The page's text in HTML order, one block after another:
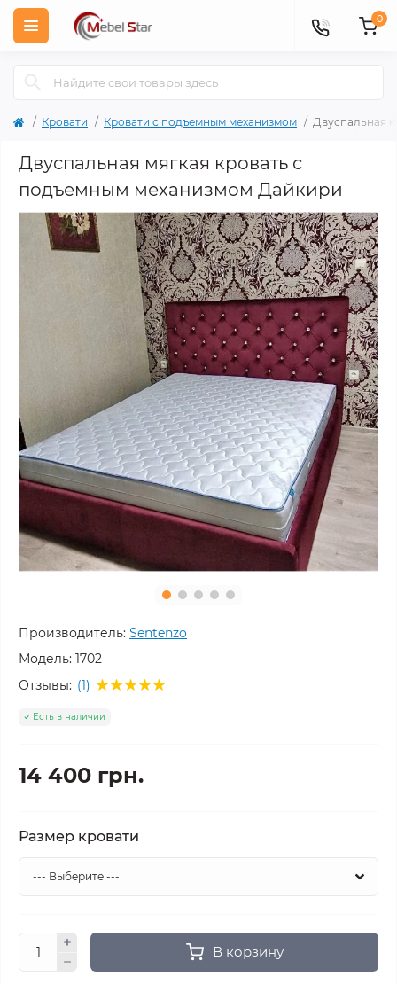
0
Кровати Кровати с подъемным механизмом Двуспальная
Двуспальная мягкая кровать с
подъемным механизмом Дайкири
Производитель: Sentenzo
Модель: 1702
Отзывы: (1)
Есть в наличии
14 400 грн.
Размер кровати
В корзину